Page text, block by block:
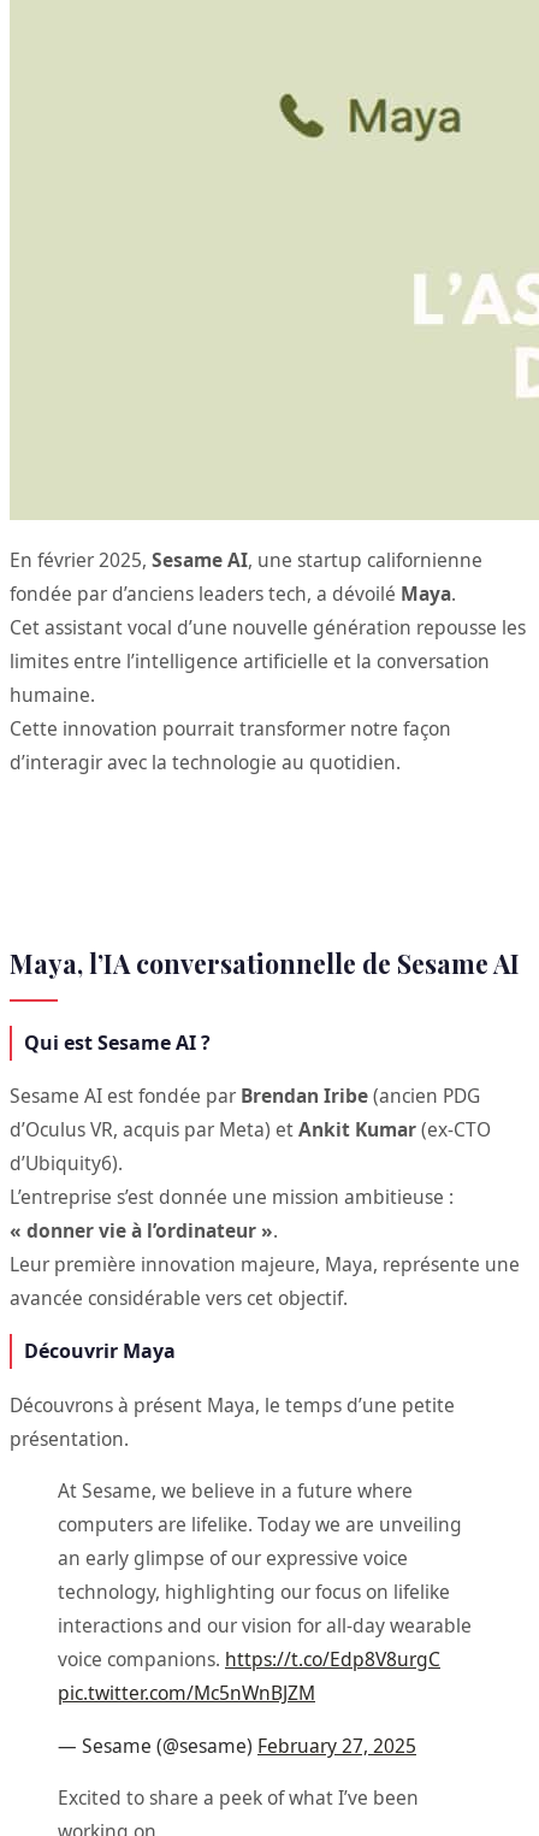
En février 2025, Sesame AI, une startup californienne
fondée par d’anciens leaders tech, a dévoilé Maya.
Cet assistant vocal d’une nouvelle génération repousse les
limites entre l’intelligence artificielle et la conversation
humaine.
Cette innovation pourrait transformer notre façon
d’interagir avec la technologie au quotidien.
Maya, l’IA conversationnelle de Sesame AI
Qui est Sesame AI ?
Sesame AI est fondée par Brendan Iribe(ancien PDG
d’Oculus VR, acquis par Meta) etAnkit Kumar(ex-CTO
d’Ubiquity6).
L’entreprise s’est donnée une mission ambitieuse :
« donner vie à l’ordinateur ».
Leur première innovation majeure, Maya, représente une
avancée considérable vers cet objectif.
Découvrir Maya
Découvrons à présent Maya, le temps d’une petite
présentation.
At Sesame, we believe in a future where
computers are lifelike. Today we are unveiling
an early glimpse of our expressive voice
technology, highlighting our focus on lifelike
interactions and our vision for all-day wearable
voice companions. https://t.co/Edp8V8urgC
pic.twitter.com/Mc5nWnBJZM
— Sesame (@sesame) February 27, 2025
Excited to share a peek of what I’ve been